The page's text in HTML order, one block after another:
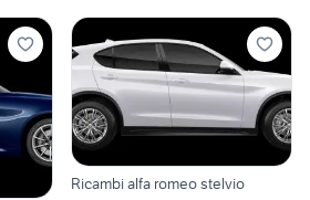
Ricambi alfa romeo stelvio